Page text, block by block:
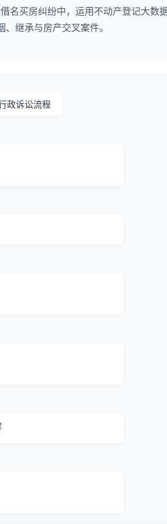
名买房纠纷中，运用不动产登记大数
继承与房产交叉案件。
政诉讼流程